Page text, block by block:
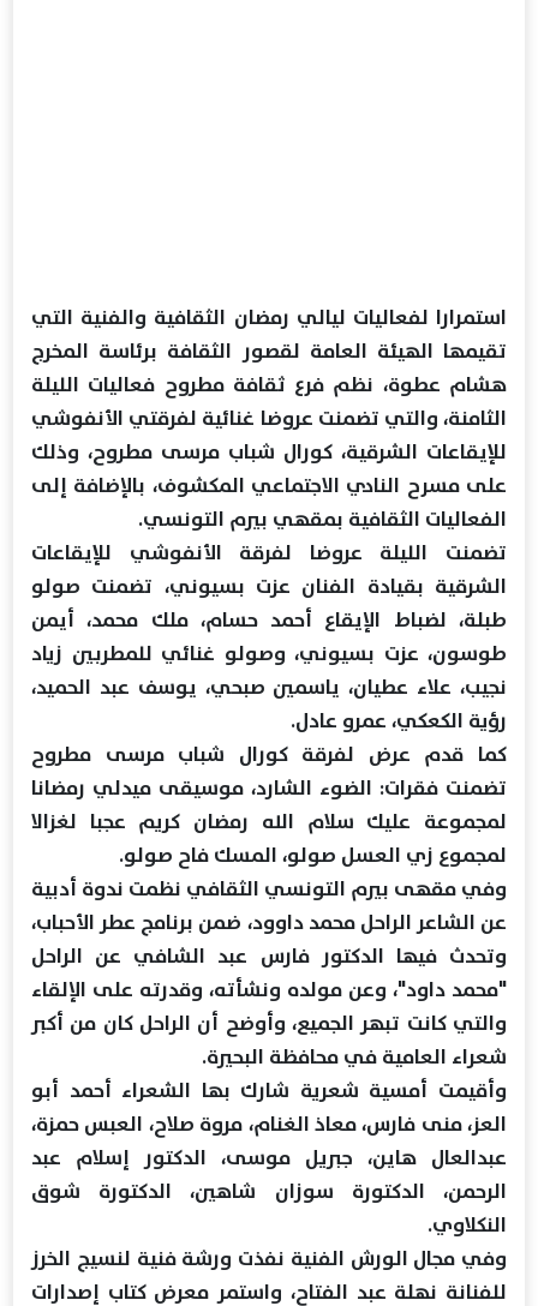
استمرارا لفعاليات ليالي رمضان الثقافية والفنية التي
تقيمها الهيئة العامة لقصور الثقافة برئاسة المخرج
هشام عطوة، نظم فرع ثقافة مطروح فعاليات الليلة
الثامنة، والتي تضمنت عروضا غنائية لفرقتي الأنفوشي
للإيقاعات الشرقية، كورال شباب مرسى مطروح، وذلك
على مسرح النادي الاجتماعي المكشوف، بالإضافة إلى
الفعاليات الثقافية بمقهي بيرم التونسي.
تضمنت الليلة عروضا لفرقة الأنفوشي للإيقاعات
الشرقية بقيادة الفنان عزت بسيوني، تضمنت صولو
طبلة، لضباط الإيقاع أحمد حسام، ملك محمد، أيمن
طوسون، عزت بسيوني، وصولو غنائي للمطربين زياد
نجيب، علاء عطيان، ياسمين صبحي، يوسف عبد الحميد،
رؤية الكعكي، عمرو عادل.
كما قدم عرض لفرقة كورال شباب مرسى مطروح
تضمنت فقرات: الضوء الشارد، موسيقى ميدلي رمضانا
لمجموعة عليك سلام الله رمضان كريم عجبا لغزالا
لمجموع زي العسل صولو، المسك فاح صولو.
وفي مقهى بيرم التونسي الثقافي نظمت ندوة أدبية
عن الشاعر الراحل محمد داوود، ضمن برنامج عطر الأحباب،
وتحدث فيها الدكتور فارس عبد الشافي عن الراحل
"محمد داود"، وعن مولده ونشأته، وقدرته على الإلقاء
والتي كانت تبهر الجميع، وأوضح أن الراحل كان من أكبر
شعراء العامية في محافظة البحيرة.
وأقيمت أمسية شعرية شارك بها الشعراء أحمد أبو
العز، منى فارس، معاذ الغنام، مروة صلاح، العبس حمزة،
عبدالعال هاين، جبريل موسى، الدكتور إسلام عبد
الرحمن، الدكتورة سوزان شاهين، الدكتورة شوق
النكلاوي.
وفي مجال الورش الفنية نفذت ورشة فنية لنسيج الخرز
للفنانة نهلة عبد الفتاح، واستمر معرض كتاب إصدارات